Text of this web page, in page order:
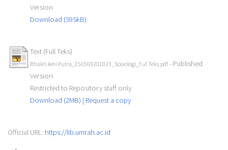
Version
Download (595kB)
Text (Full Teks)
Bhakti Ami Putra_150569201023_Sosiologi_Ful Teks.pdf- Published
Version
Restricted to Repository staff only
Download (2MB) | Request a copy
Official URL: https://lib.umrah.ac.id